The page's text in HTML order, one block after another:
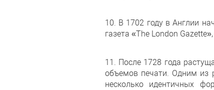
10. В 1702 году в Англии
газета «The London
11. После 1728 года
объемов печати. Одним из
несколько идентичных